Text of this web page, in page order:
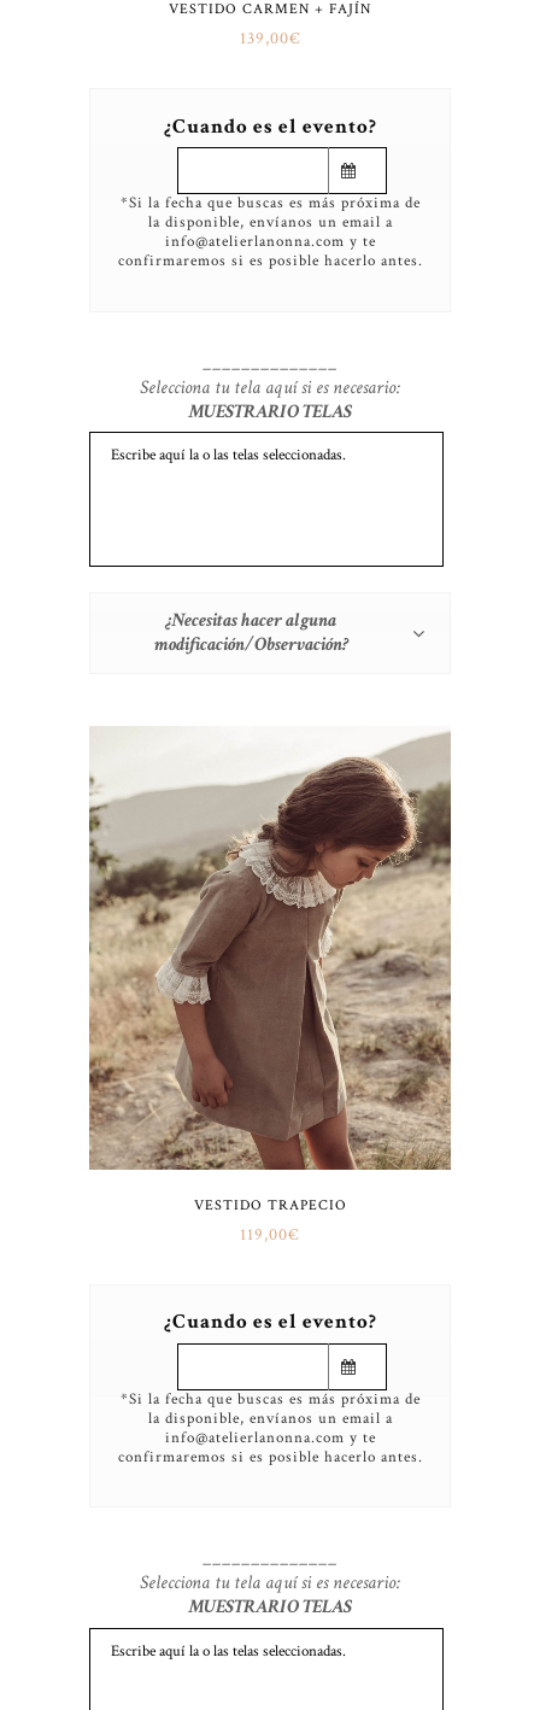
VESTIDO CARMEN + FAJÍN
139,00€
¿Cuando es el evento?
*Si la fecha que buscas es más próxima de
la disponible, envíanos un email a
info@atelierlanonna.com y te
confirmaremos si es posible hacerlo antes.
______________
Selecciona tu tela aquí si es necesario:
MUESTRARIO TELAS
¿Necesitas hacer alguna
modificación/Observación?
VESTIDO TRAPECIO
119,00€
¿Cuando es el evento?
*Si la fecha que buscas es más próxima de
la disponible, envíanos un email a
info@atelierlanonna.com y te
confirmaremos si es posible hacerlo antes.
______________
Selecciona tu tela aquí si es necesario:
MUESTRARIO TELAS